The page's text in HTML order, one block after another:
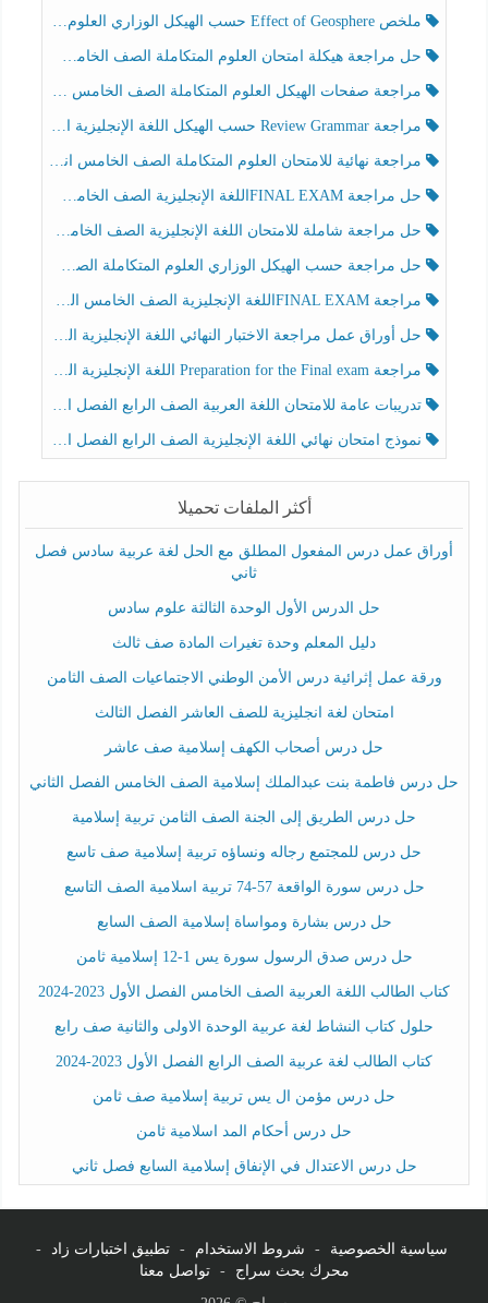
ملخص Effect of Geosphere حسب الهيكل الوزاري العلوم المتكاملة الصف الخامس انسبير الفصل الثالث
حل مراجعة هيكلة امتحان العلوم المتكاملة الصف الخامس عام الفصل الثالث
مراجعة صفحات الهيكل العلوم المتكاملة الصف الخامس انسبير الفصل الثالث
مراجعة Review Grammar حسب الهيكل اللغة الإنجليزية الصف الخامس الفصل الثالث
مراجعة نهائية للامتحان العلوم المتكاملة الصف الخامس انسبير الفصل الثالث
حل مراجعة FINAL EXAMاللغة الإنجليزية الصف الخامس الفصل الثالث
حل مراجعة شاملة للامتحان اللغة الإنجليزية الصف الخامس الفصل الثالث
حل مراجعة حسب الهيكل الوزاري العلوم المتكاملة الصف الخامس عام الفصل الثالث
مراجعة FINAL EXAMاللغة الإنجليزية الصف الخامس الفصل الثالث
حل أوراق عمل مراجعة الاختبار النهائي اللغة الإنجليزية الصف الرابع الفصل الثالث
مراجعة Preparation for the Final exam اللغة الإنجليزية الصف الرابع الفصل الثالث
تدريبات عامة للامتحان اللغة العربية الصف الرابع الفصل الثالث
نموذج امتحان نهائي اللغة الإنجليزية الصف الرابع الفصل الثالث
أكثر الملفات تحميلا
أوراق عمل درس المفعول المطلق مع الحل لغة عربية سادس فصل
ثاني
حل الدرس الأول الوحدة الثالثة علوم سادس
دليل المعلم وحدة تغيرات المادة صف ثالث
ورقة عمل إثرائية درس الأمن الوطني الاجتماعيات الصف الثامن
امتحان لغة انجليزية للصف العاشر الفصل الثالث
حل درس أصحاب الكهف إسلامية صف عاشر
حل درس فاطمة بنت عبدالملك إسلامية الصف الخامس الفصل الثاني
حل درس الطريق إلى الجنة الصف الثامن تربية إسلامية
حل درس للمجتمع رجاله ونساؤه تربية إسلامية صف تاسع
حل درس سورة الواقعة 57-74 تربية اسلامية الصف التاسع
حل درس بشارة ومواساة إسلامية الصف السابع
حل درس صدق الرسول سورة يس 1-12 إسلامية ثامن
كتاب الطالب اللغة العربية الصف الخامس الفصل الأول 2023-2024
حلول كتاب النشاط لغة عربية الوحدة الاولى والثانية صف رابع
كتاب الطالب لغة عربية الصف الرابع الفصل الأول 2023-2024
حل درس مؤمن ال يس تربية إسلامية صف ثامن
حل درس أحكام المد اسلامية ثامن
حل درس الاعتدال في الإنفاق إسلامية السابع فصل ثاني
سياسية الخصوصية - شروط الاستخدام - تطبيق اختبارات زاد
-
محرك بحث سراج
-
تواصل معنا